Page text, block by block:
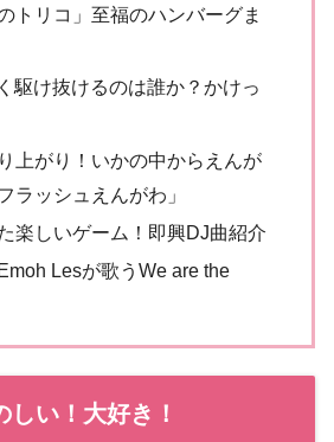
トリコ」至福のハンバーグま
駆け抜けるのは誰か？かけっ
上がり！いかの中からえんが
ラッシュえんがわ」
楽しいゲーム！即興DJ曲紹介
Lesが歌うWe are the
しい！大好き！